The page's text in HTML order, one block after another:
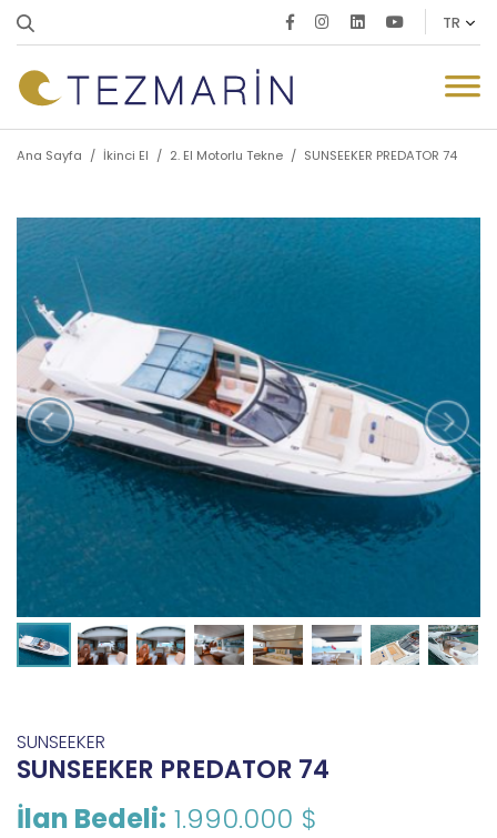
Ana Sayfa / İkinci El / 2. El Motorlu Tekne / SUNSEEKER PREDATOR 74
SUNSEEKER
SUNSEEKER PREDATOR 74
İlan Bedeli: 1.990.000 $